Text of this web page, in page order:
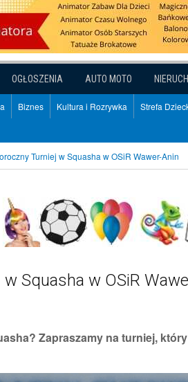
OGŁOSZENIA AUTO MOTO
Biznes Kultura i Rozrywka Strefa
Turniej w Squasha w OSiR Wawer-Anin
Squasha w OSiR
Zapraszamy na turniej,